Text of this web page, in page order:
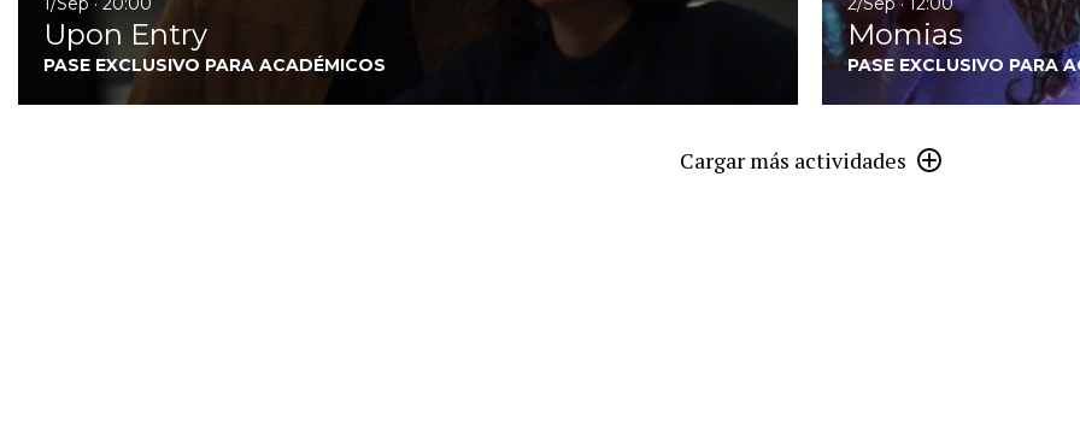
Upon Entry
PASE EXCLUSIVO PARA ACADÉMICOS
Momias
PASE EXCLUSIVO PARA
Cargar más actividades